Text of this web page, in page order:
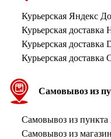
Курьерская Яндекс
Курьерская доставка
Курьерская доставка
Курьерская
Самовывоз из
Самовывоз из пункта
Самовывоз из